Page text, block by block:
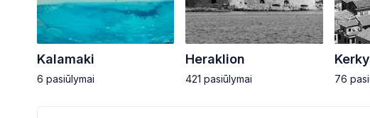
Kalamaki
6 pasiūlymai
Heraklion
421 pasiūlymai 76